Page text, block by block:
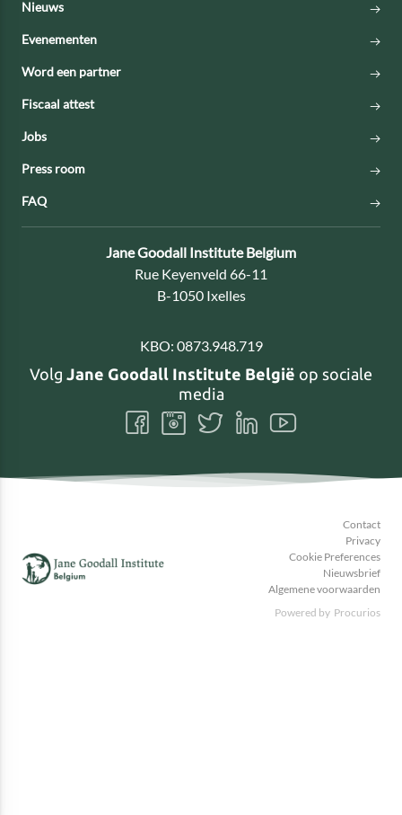
Nieuws
Evenementen
Word een partner
Fiscaal attest
Jobs
Press room
FAQ
Contact:
Jane Goodall Institute Belgium
Adres:
Rue Keyenveld 66-11
B-1050 Ixelles
KBO: 0873.948.719
Volg Jane Goodall Institute België op sociale
media
Volg
ons
Volg
ons
Volg
ons
Volg
ons
Volg
ons
Contact
Privacy
Cookie Preferences
Nieuwsbrief
Algemene voorwaarden
Powered by Procurios